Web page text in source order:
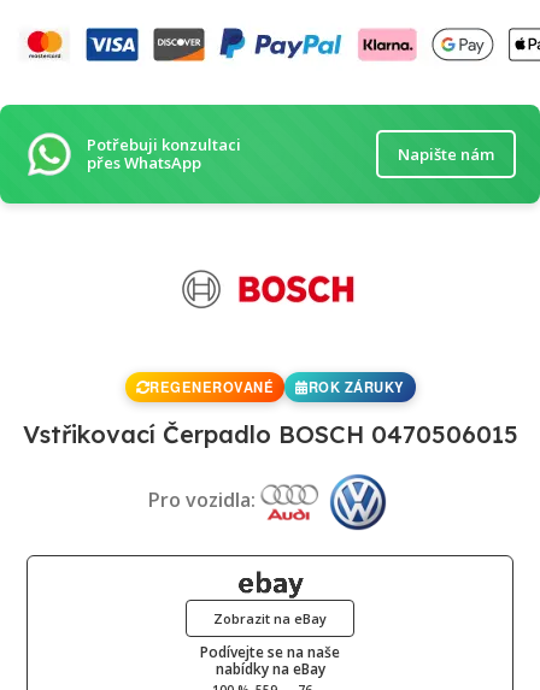
Potřebuji konzultaci
přes WhatsApp
Napište nám
REGENEROVANÉ ROK ZÁRUKY
Vstřikovací Čerpadlo BOSCH 0470506015
Pro vozidla:
Podívejte se na naše
nabídky na eBay
Zobrazit na eBay